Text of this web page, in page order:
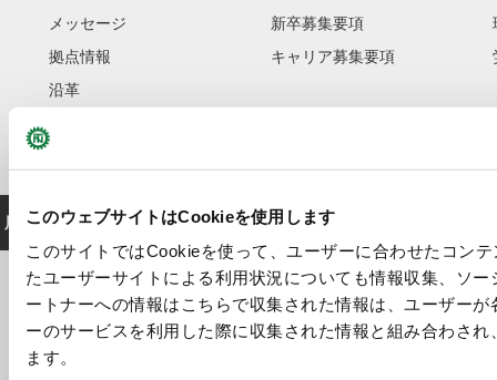
このウェブサイトはCookieを使用します
このサイトではCookieを使って、ユーザーに合わせたコン
たユーザーサイトによる利用状況についても情報収集、ソ
ートナーへの情報はこちらで収集された情報は、ユーザー
ーのサービスを利用した際に収集された情報と組み合わさ
ます。
メッセージ
拠点情報
沿革
新卒募集要項
キャリア募集要項
展示会・セミナー情報
プライバシーポリ
サイトご利用上の